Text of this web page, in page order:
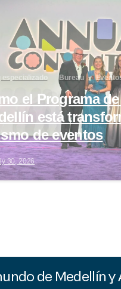
especializado Bureau
el Programa
está
de eventos
30, 2026
de Medellín y